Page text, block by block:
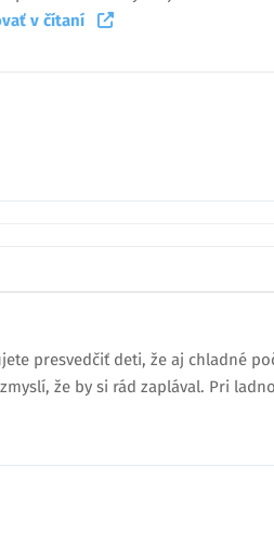
v čítaní
presvedčiť deti, že aj chladné
že by si rád zaplával. Pri